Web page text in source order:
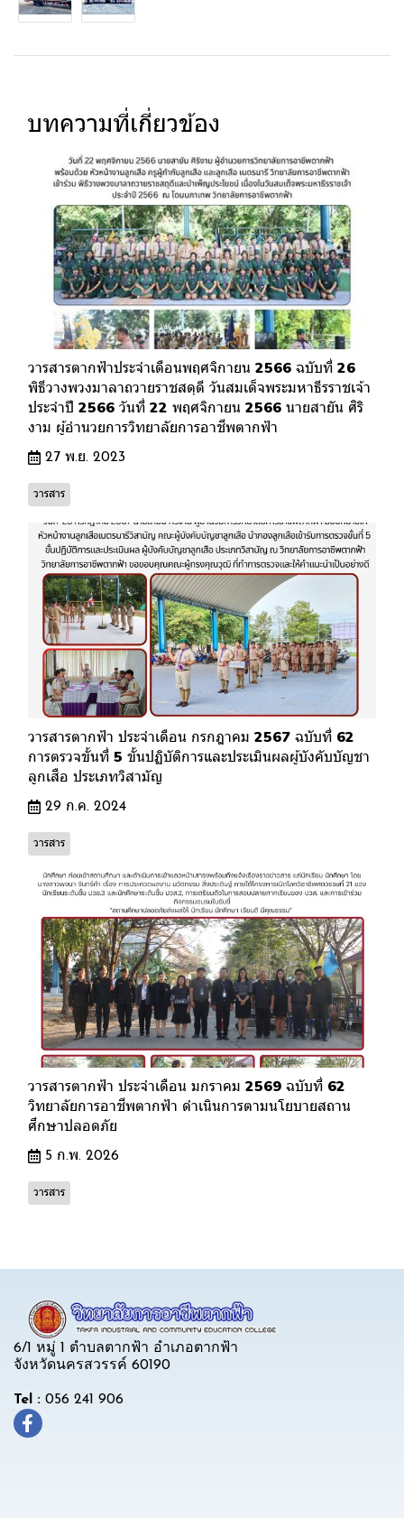
บทความที่เกี่ยวข้อง
วารสารตากฟ้าประจำเดือนพฤศจิกายน 2566 ฉบับที่ 26
พิธีวางพวงมาลาถวายราชสดุดี วันสมเด็จพระมหาธีรราชเจ้า
ประจำปี 2566 วันที่ 22 พฤศจิกายน 2566 นายสายัน ศิริ
งาม ผู้อำนวยการวิทยาลัยการอาชีพตากฟ้า
27 พ.ย. 2023
วารสาร
วารสารตากฟ้า ประจำเดือน กรกฎาคม 2567 ฉบับที่ 62
การตรวจขั้นที่ 5 ขั้นปฏิบัติการและประเมินผลผู้บังคับบัญชา
ลูกเสือ ประเภทวิสามัญ
29 ก.ค. 2024
วารสาร
วารสารตากฟ้า ประจำเดือน มกราคม 2569 ฉบับที่ 62
วิทยาลัยการอาชีพตากฟ้า ดำเนินการตามนโยบายสถาน
ศึกษาปลอดภัย
5 ก.พ. 2026
วารสาร
6/1 หมู่ 1 ตำบลตากฟ้า อำเภอตากฟ้า
จังหวัดนครสวรรค์ 60190
Tel : 056 241 906